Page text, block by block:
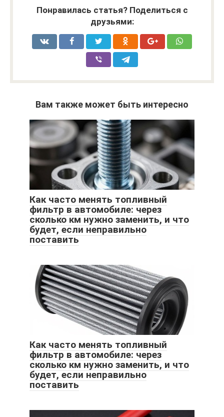
Понравилась статья? Поделиться с
друзьями:
Вам также может быть интересно
Как часто менять топливный
фильтр в автомобиле: через
сколько км нужно заменить, и что
будет, если неправильно
поставить
Как часто менять топливный
фильтр в автомобиле: через
сколько км нужно заменить, и что
будет, если неправильно
поставить